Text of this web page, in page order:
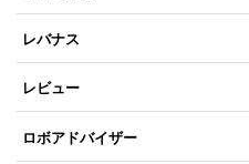
レバナス
レビュー
ロボアドバイザー